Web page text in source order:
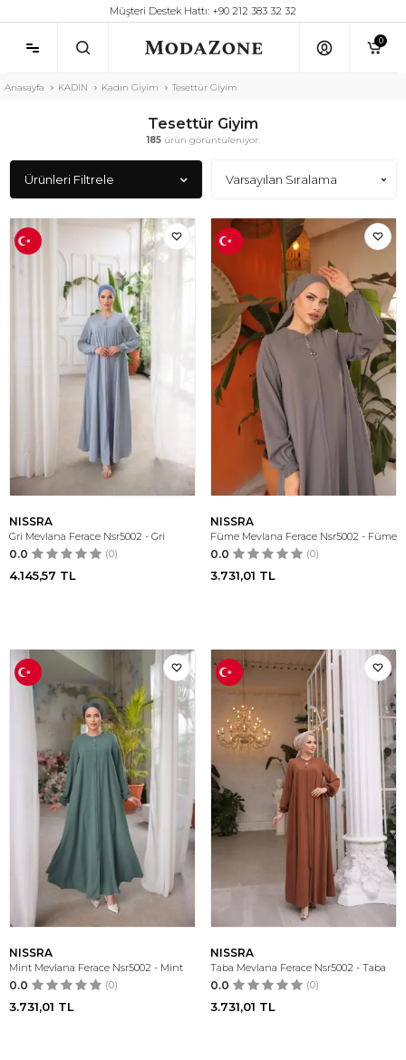
Müşteri Destek Hattı: +90 212 383 32 32
0
Anasayfa KADIN Kadın Giyim Tesettür Giyim
Tesettür Giyim
185ürün görüntüleniyor.
Ürünleri Filtrele
NISSRA
Gri Mevlana Ferace Nsr5002 - Gri
0.0 (0)
4.145,57 TL
NISSRA
Füme Mevlana Ferace Nsr5002 - Füme
0.0 (0)
3.731,01 TL
NISSRA
Mint Mevlana Ferace Nsr5002 - Mint
0.0 (0)
3.731,01 TL
NISSRA
Taba Mevlana Ferace Nsr5002 - Taba
0.0 (0)
3.731,01 TL